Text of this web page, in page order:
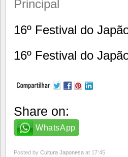
Principal
16º Festival do
16º Festival do
Share on:
WhatsApp
Posted by Cultura Japonesa at 17:45